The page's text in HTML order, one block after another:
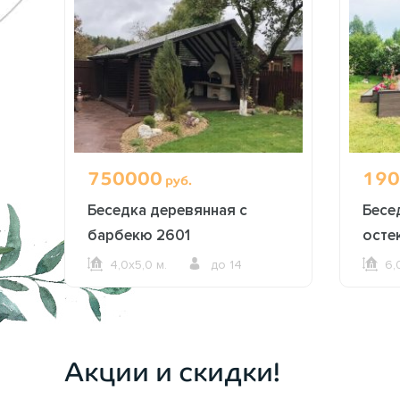
750000 руб.
Беседка деревянная с
барбекю 2601
4,0х5,0 м. до 14
Акции и скидки!